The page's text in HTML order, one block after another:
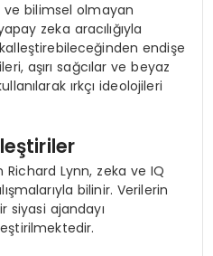
ve bilimsel olmayan
zeka aracılığıyla
endişe
aşırı sağcılar ve beyaz
ırkçı ideolojileri
Lynn, zeka ve IQ
bilinir. Verilerin
siyasi ajandayı